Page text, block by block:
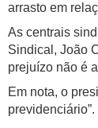
arrasto em
As centrais
Sindical, João
prejuízo não é
Em nota, o
previdenciário”.